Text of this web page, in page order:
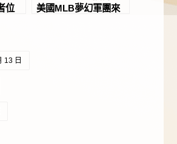
位
美國MLB夢幻軍團來
13 日